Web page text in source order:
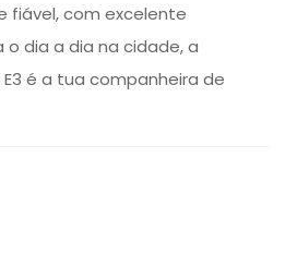
fiável, com excelente
dia a dia na cidade, a
E3 é a tua companheira de